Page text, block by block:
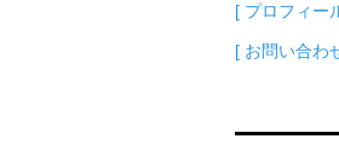
[ プロフィー
[ お問い合わ